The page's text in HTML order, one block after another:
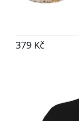
379 Kč